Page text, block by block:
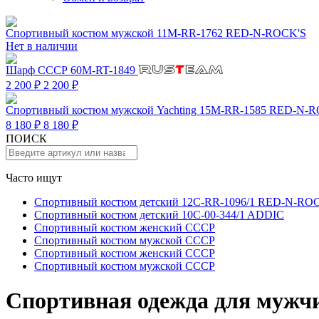
Спортивный костюм мужской 11M-RR-1762 RED-N-ROCK'S
Нет в наличии
Шарф СССР 60M-RT-1849
2 200 ₽ 2 200 ₽
Спортивный костюм мужской Yachting 15M-RR-1585 RED-N-
8 180 ₽ 8 180 ₽
ПОИСК
Часто ищут
Спортивный костюм детский 12C-RR-1096/1 RED-N-
Спортивный костюм детский 10C-00-344/1 ADDIC
Спортивный костюм женский СССР
Спортивный костюм мужской СССР
Спортивный костюм женский СССР
Спортивный костюм мужской СССР
Спортивная одежда для